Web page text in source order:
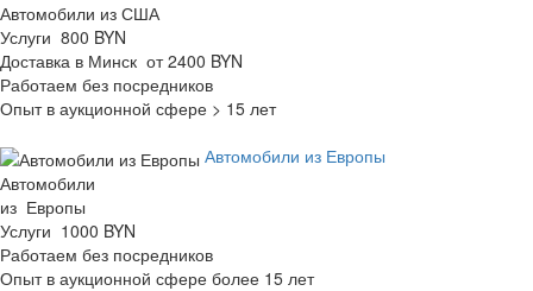
Автомобили из США
Услуги 800 BYN
Доставка в Минск от 2400 BYN
Работаем без посредников
Опыт в аукционной сфере > 15 лет
Автомобили из Европы
Автомобили
из Европы
Услуги 1000 BYN
Работаем без посредников
Опыт в аукционной сфере более 15 лет